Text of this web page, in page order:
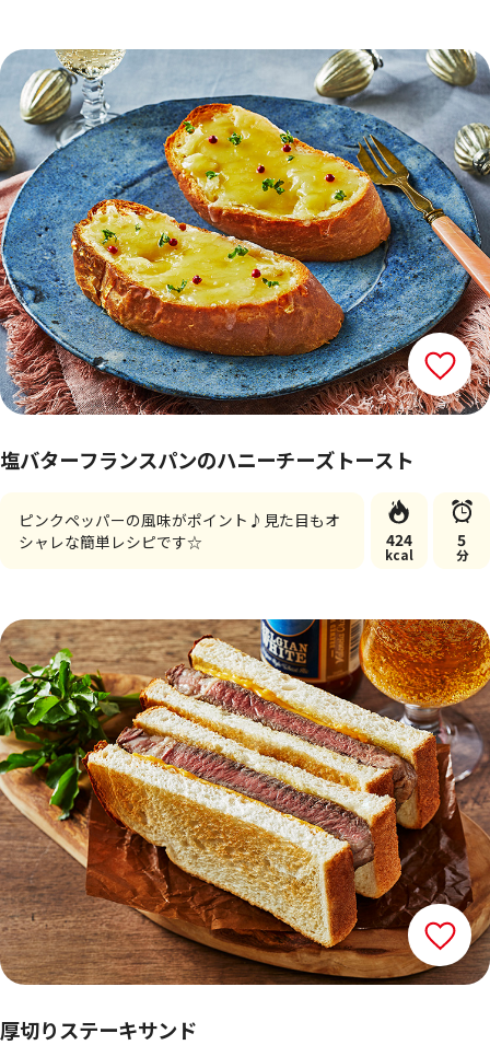
塩バターフランスパンのハニーチーズトースト
ピンクペッパーの風味がポイント♪見た目もオ
シャレな簡単レシピです☆
424
kcal
5
分
厚切りステーキサンド